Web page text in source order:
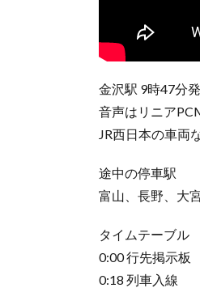
金沢駅 9時47分
音声はリニア
JR西日本の車両
途中の停車駅
富山、長野、大
タイムテーブル
0:00 行先掲示板
0:18 列車入線